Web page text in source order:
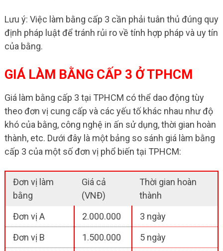
Lưu ý: Việc làm bằng cấp 3 cần phải tuân thủ đúng quy
định pháp luật để tránh rủi ro về tính hợp pháp và uy tín
của bằng.
GIÁ LÀM BẰNG CẤP 3 Ở TPHCM
Giá làm bằng cấp 3 tại TPHCM có thể dao động tùy
theo đơn vị cung cấp và các yếu tố khác nhau như độ
khó của bằng, công nghệ in ấn sử dụng, thời gian hoàn
thành, etc. Dưới đây là một bảng so sánh giá làm bằng
cấp 3 của một số đơn vị phổ biến tại TPHCM:
Đơn vị làm
bằng
Giá cả
(VNĐ)
Thời gian hoàn
thành
Đơn vị A
2.000.000
3 ngày
Đơn vị B
1.500.000
5 ngày